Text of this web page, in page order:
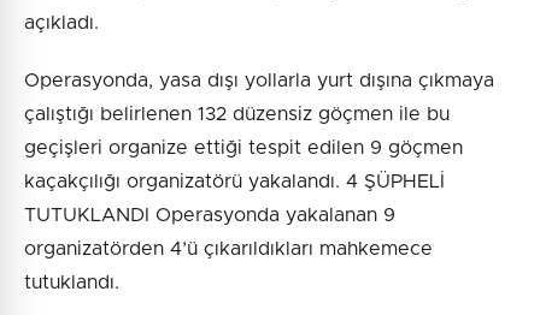
açıkladı.
Operasyonda, yasa dışı yollarla yurt dışına çıkmaya
çalıştığı belirlenen 132 düzensiz göçmen ile bu
geçişleri organize ettiği tespit edilen 9 göçmen
kaçakçılığı organizatörü yakalandı. 4 ŞÜPHELİ
TUTUKLANDI Operasyonda yakalanan 9
organizatörden 4’ü çıkarıldıkları mahkemece
tutuklandı.